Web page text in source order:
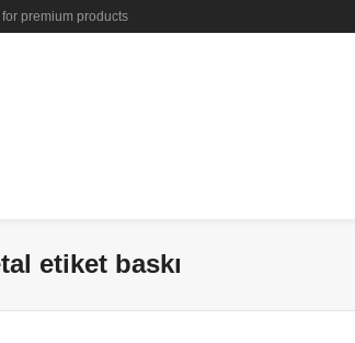
premium products
etiket baskı